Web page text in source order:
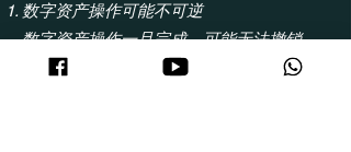
数字资产操作可能不可逆
数字资产操作一旦完成，可能无法撤销。